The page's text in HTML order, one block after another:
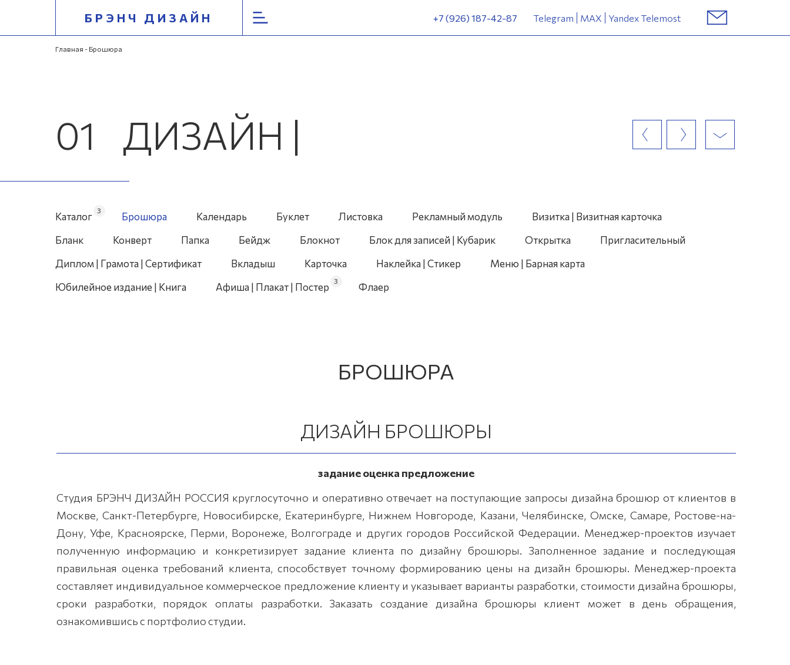
БРЭНЧ ДИЗАЙН +7 (926) 187-42-87 Telegram MAX Yandex Telemost
Главная - Брошюра
01 ДИЗАЙН ПЕЧАТ|
Каталог 3 Брошюра Календарь Буклет Листовка Рекламный модуль
Визитка | Визитная карточка
Бланк
Конверт Папка Бейдж Блокнот Блок для записей | Кубарик Открытка
Пригласительный
Диплом | Грамота | Сертификат
Вкладыш Карточка Наклейка | Стикер
Меню | Барная карта
Юбилейное издание | Книга
Афиша | Плакат | Постер 3 Флаер
БРОШЮРА
ДИЗАЙН БРОШЮРЫ
задание оценка предложение
Студия БРЭНЧ ДИЗАЙН РОССИЯ круглосуточно и оперативно отвечает на поступающие запросы дизайна брошюр от клиентов в
Москве, Санкт-Петербурге, Новосибирске, Екатеринбурге, Нижнем Новгороде, Казани, Челябинске, Омске, Самаре, Ростове-на-
Дону, Уфе, Красноярске, Перми, Воронеже, Волгограде и других городов Российской Федерации. Менеджер-проектов изучает
полученную информацию и конкретизирует задание клиента по дизайну брошюры. Заполненное задание и последующая
правильная оценка требований клиента, способствует точному формированию цены на дизайн брошюры. Менеджер-проекта
составляет индивидуальное коммерческое предложение клиенту и указывает варианты разработки, стоимости дизайна брошюры,
сроки разработки, порядок оплаты разработки. Заказать создание дизайна брошюры клиент может в день обращения,
ознакомившись с портфолио студии.